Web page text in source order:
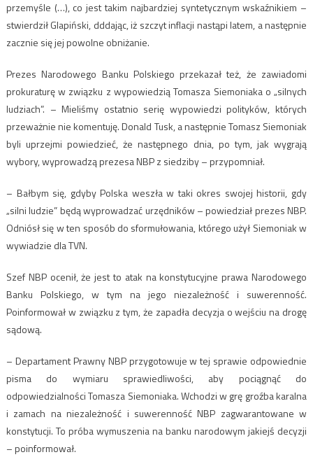
przemyśle (…), co jest takim najbardziej syntetycznym wskaźnikiem –
stwierdził Glapiński, dddając, iż szczyt inflacji nastąpi latem, a następnie
zacznie się jej powolne obniżanie.
Prezes Narodowego Banku Polskiego przekazał też, że zawiadomi
prokuraturę w związku z wypowiedzią Tomasza Siemoniaka o „silnych
ludziach”. – Mieliśmy ostatnio serię wypowiedzi polityków, których
przeważnie nie komentuję. Donald Tusk, a następnie Tomasz Siemoniak
byli uprzejmi powiedzieć, że następnego dnia, po tym, jak wygrają
wybory, wyprowadzą prezesa NBP z siedziby – przypomniał.
– Bałbym się, gdyby Polska weszła w taki okres swojej historii, gdy
„silni ludzie” będą wyprowadzać urzędników – powiedział prezes NBP.
Odniósł się w ten sposób do sformułowania, którego użył Siemoniak w
wywiadzie dla TVN.
Szef NBP ocenił, że jest to atak na konstytucyjne prawa Narodowego
Banku Polskiego, w tym na jego niezależność i suwerenność.
Poinformował w związku z tym, że zapadła decyzja o wejściu na drogę
sądową.
– Departament Prawny NBP przygotowuje w tej sprawie odpowiednie
pisma do wymiaru sprawiedliwości, aby pociągnąć do
odpowiedzialności Tomasza Siemoniaka. Wchodzi w grę groźba karalna
i zamach na niezależność i suwerenność NBP zagwarantowane w
konstytucji. To próba wymuszenia na banku narodowym jakiejś decyzji
– poinformował.